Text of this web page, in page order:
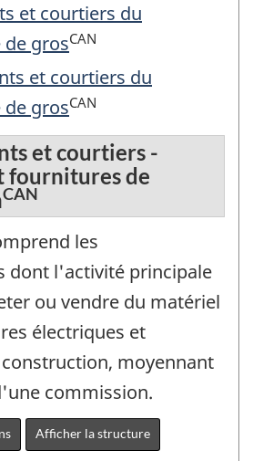
et courtiers du
grosCAN
et courtiers du
grosCAN
et courtiers -
fournitures de
CAN
les
dont l'activité principale
ou vendre du matériel
électriques et
moyennant
commission.
Afficher la structure